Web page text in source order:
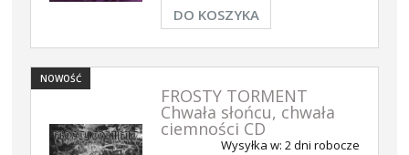
DO KOSZYKA
FROSTY TORMENT
Chwała słońcu, chwała
ciemności CD
Wysyłka w: 2 dni robocze
NOWOŚĆ